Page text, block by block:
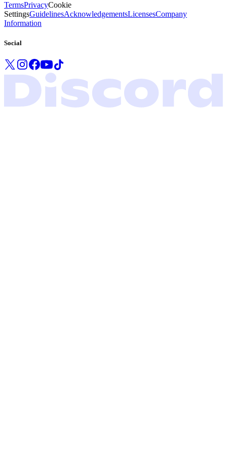
TermsPrivacyCookie
SettingsGuidelinesAcknowledgementsLicensesCompany
Information
Social